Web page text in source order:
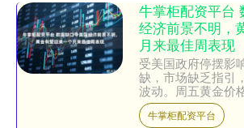
牛掌柜配资平台
经济前景不明，
月来最佳周表现
受美国政府停摆影
缺，市场缺乏指引
波动。周五黄金价
出现上涨。 黄金当
盎司 4160 美元，虽
牛掌柜配资平台